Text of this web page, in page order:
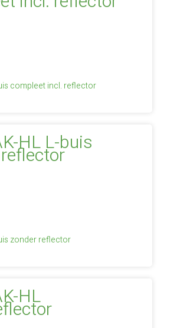
compleet incl. reflector
zonder reflector